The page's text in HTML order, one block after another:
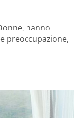
hanno
preoccupazione,